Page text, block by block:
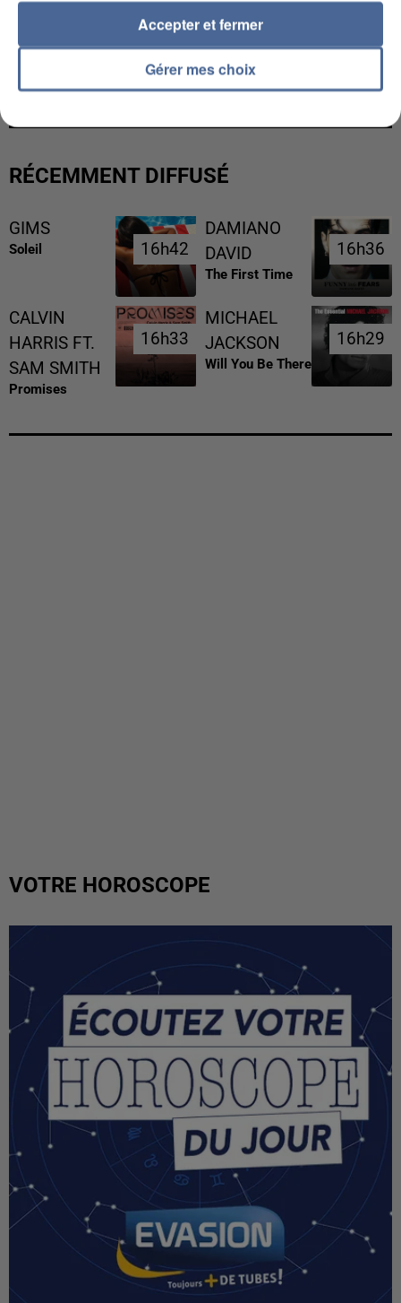
LES DONNÉES DE 300 000 CLIENTS DÉROBÉES À
INTERMARCHÉ APRÈS UNE...
RÉCEMMENT DIFFUSÉ
GIMS
Soleil 16h42
16h42
DAMIANO
DAVID
The First Time
16h36
16h36
CALVIN
HARRIS FT.
SAM SMITH
Promises
16h33
16h33
MICHAEL
JACKSON
Will You Be There
16h29
16h29
VOTRE HOROSCOPE
Gérer mes choix
Accepter et fermer